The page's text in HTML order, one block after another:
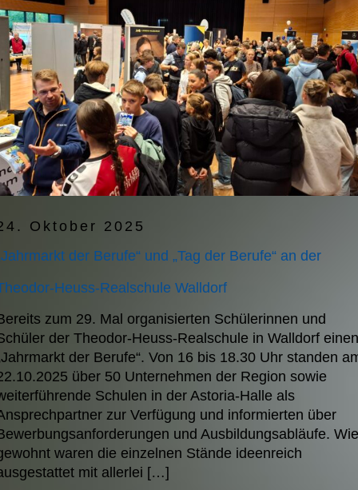
Oktober 2025
der Berufe“ und „Tag der Berufe“ an der
Heuss-Realschule Walldorf
zum 29. Mal organisierten Schülerinnen und
der Theodor-Heuss-Realschule in Walldorf einen
der Berufe“. Von 16 bis 18.30 Uhr standen
über 50 Unternehmen der Region sowie
Schulen in der Astoria-Halle als
zur Verfügung und informierten über
und Ausbildungsabläufe. Wie
waren die einzelnen Stände ideenreich
mit allerlei […]